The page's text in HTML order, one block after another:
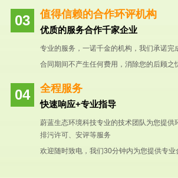
值得信赖的合作环评机构
优质的服务合作千家企业
专业的服务，一诺千金的机构，我们承诺完
合同期间不产生任何费用，消除您的后顾之
全程服务
快速响应+专业指导
蔚蓝生态环境科技专业的技术团队为您提供
排污许可、安评等服务
欢迎随时致电，我们30分钟内为您提供专业